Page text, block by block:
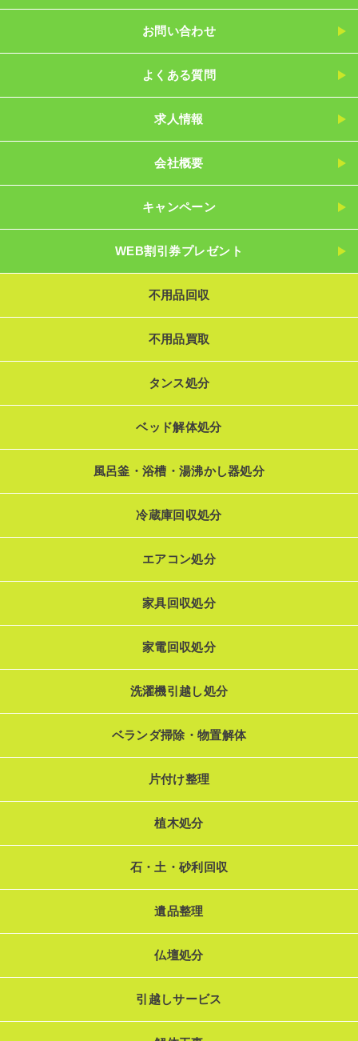
お問い合わせ
よくある質問
求人情報
会社概要
キャンペーン
WEB割引券プレゼント
不用品回収
不用品買取
タンス処分
ベッド解体処分
風呂釜・浴槽・湯沸かし器処分
冷蔵庫回収処分
エアコン処分
家具回収処分
家電回収処分
洗濯機引越し処分
ベランダ掃除・物置解体
片付け整理
植木処分
石・土・砂利回収
遺品整理
仏壇処分
引越しサービス